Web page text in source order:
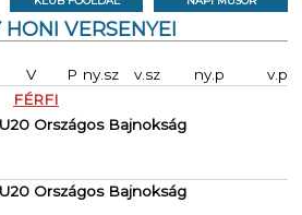
VERSENYEI
V P ny.sz v.sz ny.p
v.p
FÉRFI
Országos Bajnokság
Országos Bajnokság